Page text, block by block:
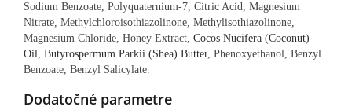
Sodium Benzoate, Polyquaternium-7, Citric Acid, Magnesium
Nitrate, Methylchloroisothiazolinone, Methylisothiazolinone,
Magnesium Chloride, Honey Extract, Cocos Nucifera (Coconut)
Oil, Butyrospermum Parkii (Shea) Butter, Phenoxyethanol, Benzyl
Benzoate, Benzyl Salicylate.
Dodatočné parametre